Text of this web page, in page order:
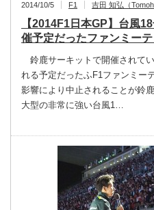
2014/10/5 F1 吉田 知弘（
【2014F1日本GP】台風
催予定だったファンミー
鈴鹿サーキットで開催されて
れる予定だったふF1ファンミー
影響により中止されることが鈴
大型の非常に強い台風1…